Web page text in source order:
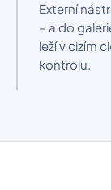
Externí
– a do
leží v cizím
kontrolu.